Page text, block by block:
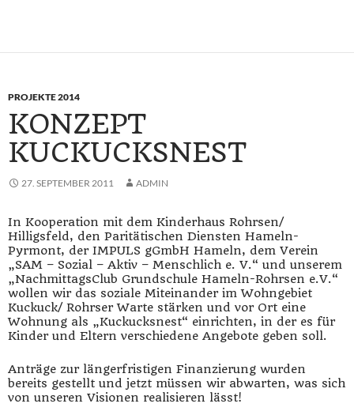
PROJEKTE 2014
KONZEPT
KUCKUCKSNEST
27. SEPTEMBER 2011 ADMIN
In Kooperation mit dem Kinderhaus Rohrsen/
Hilligsfeld, den Paritätischen Diensten Hameln-
Pyrmont, der IMPULS gGmbH Hameln, dem Verein
„SAM – Sozial – Aktiv – Menschlich e. V.“ und unserem
„NachmittagsClub Grundschule Hameln-Rohrsen e.V.“
wollen wir das soziale Miteinander im Wohngebiet
Kuckuck/ Rohrser Warte stärken und vor Ort eine
Wohnung als „Kuckucksnest“ einrichten, in der es für
Kinder und Eltern verschiedene Angebote geben soll.
Anträge zur längerfristigen Finanzierung wurden
bereits gestellt und jetzt müssen wir abwarten, was sich
von unseren Visionen realisieren lässt!